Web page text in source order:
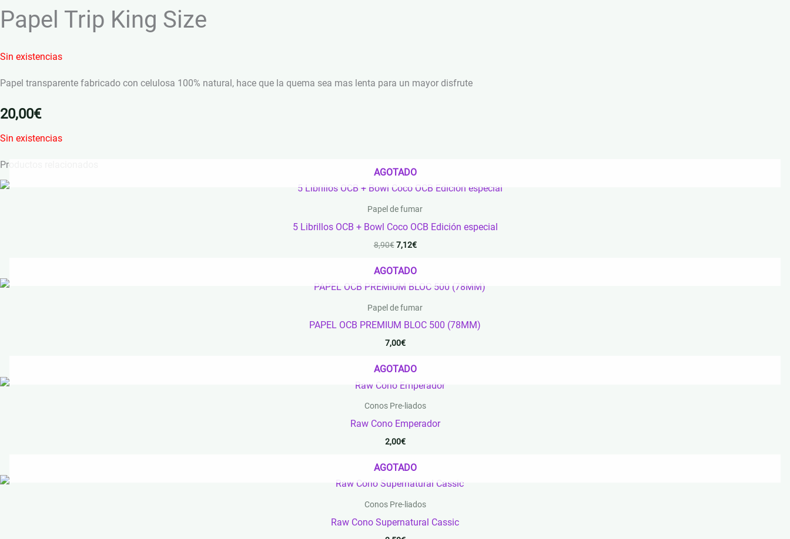
Papel Trip King Size
Sin existencias
Papel transparente fabricado con celulosa 100% natural, hace que la quema sea mas lenta para un mayor disfrute
20,00€
Sin existencias
Productos relacionados
AGOTADO
Papel de fumar
5 Librillos OCB + Bowl Coco OCB Edición especial
8,90€
El
precio
original
8,90€.
7,12€
El
precio
actual
7,12€.
AGOTADO
Papel de fumar
PAPEL OCB PREMIUM BLOC 500 (78MM)
7,00€
AGOTADO
Conos Pre-liados
Raw Cono Emperador
2,00€
AGOTADO
Conos Pre-liados
Raw Cono Supernatural Cassic